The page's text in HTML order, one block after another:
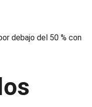
debajo del 50 % con